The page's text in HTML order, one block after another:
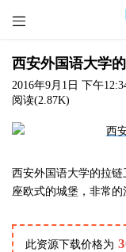

西安外国语大学
2016年9月1日 下午
阅读(2.87K)
西安外国语大学的拉
座欧式的城堡，非常的
此资源下载价格为